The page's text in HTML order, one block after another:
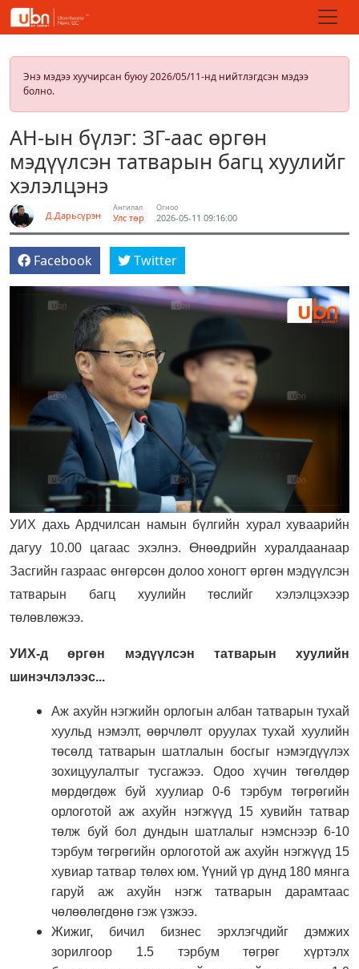
Энэ мэдээ хуучирсан буюу 2026/05/11-нд нийтлэгдсэн мэдээ
болно.
АН-ын бүлэг: ЗГ-аас өргөн
мэдүүлсэн татварын багц хуулийг
хэлэлцэнэ
Д.Дарьсүрэн
Ангилал
Улс төр
Огноо
2026-05-11 09:16:00
Facebook Twitter
УИХ дахь Ардчилсан намын бүлгийн хурал хуваарийн
дагуу 10.00 цагаас эхэлнэ. Өнөөдрийн хуралдаанаар
Засгийн газраас өнгөрсөн долоо хоногт өргөн мэдүүлсэн
татварын багц хуулийн төслийг хэлэлцэхээр
төлөвлөжээ.
УИХ-д өргөн мэдүүлсэн татварын хуулийн
шинэчлэлээс...
Аж ахуйн нэгжийн орлогын албан татварын тухай
хуульд нэмэлт, өөрчлөлт оруулах тухай хуулийн
төсөлд татварын шатлалын босгыг нэмэгдүүлэх
зохицуулалтыг тусгажээ. Одоо хүчин төгөлдөр
мөрдөгдөж буй хуулиар 0-6 тэрбум төгрөгийн
орлоготой аж ахуйн нэгжүүд 15 хувийн татвар
төлж буй бол дундын шатлалыг нэмснээр 6-10
тэрбум төгрөгийн орлоготой аж ахуйн нэгжүүд 15
хувиар татвар төлөх юм. Үүний үр дүнд 180 мянга
гаруй аж ахуйн нэгж татварын дарамтаас
чөлөөлөгдөнө гэж үзжээ.
Жижиг, бичил бизнес эрхлэгчдийг дэмжих
зорилгоор 1.5 тэрбум төгрөг хүртэлх